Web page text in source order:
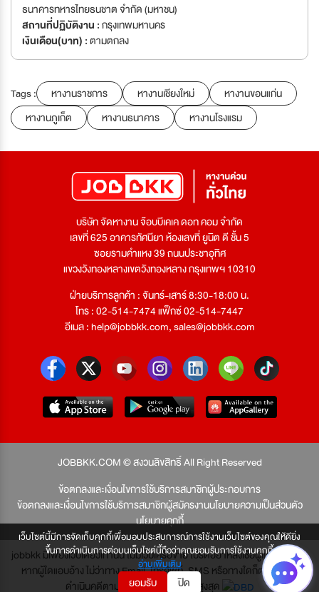
เว็บไซต์นี้มีการจัดเก็บคุกกี้เพื่อมอบประสบการณ์การใช้งานเว็บไซต์ของคุณให้ดียิ่ง
ขึ้นการดำเนินการต่อบนเว็บไซต์นี้ถือว่าคุณยอมรับการใช้งานคุกกี้
อ่านเพิ่มเติม
ยอมรับ ปิด
ธนาคารทหารไทยธนชาต จำกัด (มหาชน)
สถานที่ปฏิบัติงาน :กรุงเทพมหานคร
เงินเดือน(บาท) :ตามตกลง
Tags : หางานราชการ หางานเชียงใหม่
หางานขอนแก่น
หางานภูเก็ต
หางานธนาคาร หางานโรงแรม
บริษัท จัดหางาน จ๊อบบีเคเค ดอท คอม จำกัด
เลขที่ 625 อาคารทัศนียา ห้องเลขที่ ยูนิต ดี ชั้น 5
ซอยรามคำแหง 39 ถนนประชาอุทิศ
แขวงวังทองหลางเขตวังทองหลาง กรุงเทพฯ 10310
ฝ่ายบริการลูกค้า : จันทร์-เสาร์ 8:30-18:00 น.
โทร : 02-514-7474 แฟ็กซ์ 02-514-7447
อีเมล :help@jobbkk.com,sales@jobbkk.com
JOBBKK.COM © สงวนลิขสิทธิ์ All Right Reserved
ข้อตกลงและเงื่อนไขการใช้บริการสมาชิกผู้ประกอบการ
ข้อตกลงและเงื่อนไขการใช้บริการสมาชิกผู้สมัครงานนโยบายความเป็นส่วนตัว
นโยบายคุกกี้
jobbkk มีเพียงเว็บเดียวเท่านั้น ไม่มีเว็บเครือข่าย โปรดอย่าหลงเชื่อผู้แอบอ้าง และ
หากผู้ใดแอบอ้าง ไม่ว่าทาง Email, โทรศัพท์, SMS หรือทางใดก็ตาม จะถูก
ดำเนินคดีตามที่กฎหมายบัญญัติไว้สูงสุด